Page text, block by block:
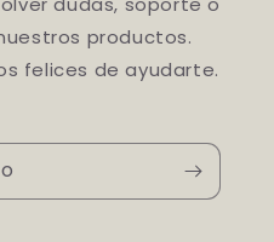
productos.
felices de ayudarte.